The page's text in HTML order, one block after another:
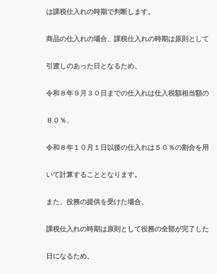
は課税仕入れの時期で判断します。
商品の仕入れの場合、課税仕入れの時期は原則として
引渡しのあった日となるため、
令和８年９月３０日までの仕入れは仕入税額相当額の
８０％、
令和８年１０月１日以後の仕入れは５０％の割合を用
いて計算することとなります。
また、役務の提供を受けた場合、
課税仕入れの時期は原則として役務の全部が完了した
日になるため、